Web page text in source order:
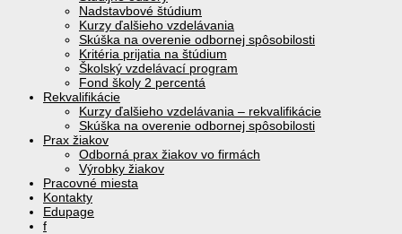
Nadstavbové štúdium
Kurzy ďalšieho vzdelávania
Skúška na overenie odbornej spôsobilosti
Kritéria prijatia na štúdium
Školský vzdelávací program
Fond školy 2 percentá
Rekvalifikácie
Kurzy ďalšieho vzdelávania – rekvalifikácie
Skúška na overenie odbornej spôsobilosti
Prax žiakov
Odborná prax žiakov vo firmách
Výrobky žiakov
Pracovné miesta
Kontakty
Edupage
f